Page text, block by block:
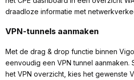
draadloze informatie met
VPN-tunnels aanmaken
Met de drag & drop functie binnen
eenvoudig een VPN tunnel aanmaken.
het VPN overzicht, kies het gewenste